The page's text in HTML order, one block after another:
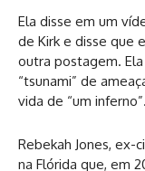
Ela disse em um
de Kirk e disse que
outra postagem.
“tsunami” de
vida de “um inferno”.
Rebekah Jones, ex-
na Flórida que, em